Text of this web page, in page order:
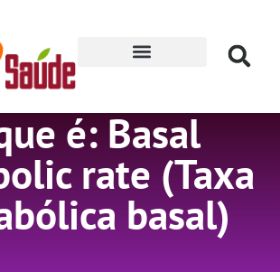
é: Basal
rate (Taxa
basal)